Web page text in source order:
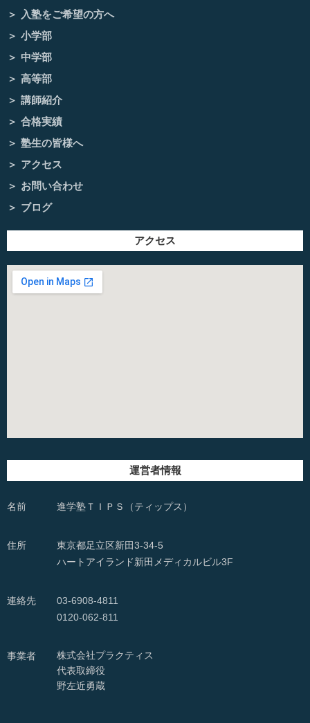
入塾をご希望の方へ
小学部
中学部
高等部
講師紹介
合格実績
塾生の皆様へ
アクセス
お問い合わせ
ブログ
アクセス
運営者情報
名前 進学塾ＴＩＰＳ（ティップス）
住所
東京都足立区新田3-34-5
ハートアイランド新田メディカルビル3F
連絡先
03-6908-4811
0120-062-811
事業者
株式会社プラクティス
代表取締役
野左近勇蔵